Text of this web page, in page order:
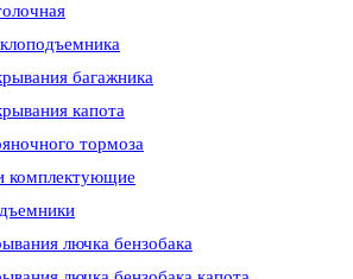
багажника
капота
тормоза
комплектующие
лючка бензобака